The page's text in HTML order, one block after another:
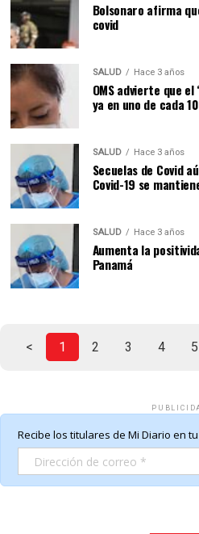
Bolsonaro afirma
covid
SALUD Hace 3 años
OMS advierte que
ya en uno de cada
SALUD Hace 3 años
Secuelas de Covid
Covid-19 se
SALUD Hace 3 años
Aumenta la
Panamá
< 1 2 3 4 5